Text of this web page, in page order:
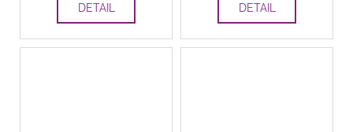
DETAIL DETAIL